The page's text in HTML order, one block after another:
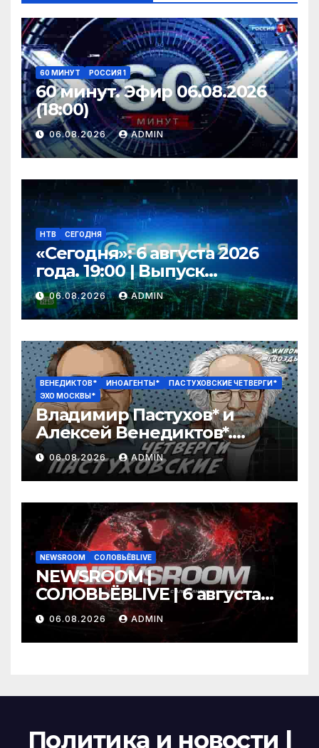
60 МИНУТ РОССИЯ 1
60 минут. Эфир 06.08.2026
(18:00)
06.08.2026 ADMIN
НТВ СЕГОДНЯ
«Сегодня»: 6 августа 2026
года. 19:00 | Выпуск
новостей | Новости НТВ
06.08.2026 ADMIN
ВЕНЕДИКТОВ* ИНОАГЕНТЫ*
ПАСТУХОВСКИЕ ЧЕТВЕРГИ*
ЭХО МОСКВЫ*
Владимир Пастухов* и
Алексей Венедиктов*.
Пастуховские четверги /
06.08.26
06.08.2026 ADMIN
NEWSROOM СОЛОВЬЁВLIVE
NEWSROOM |
СОЛОВЬЁВLIVE | 6 августа
2026 года
06.08.2026 ADMIN
Политика и новости |